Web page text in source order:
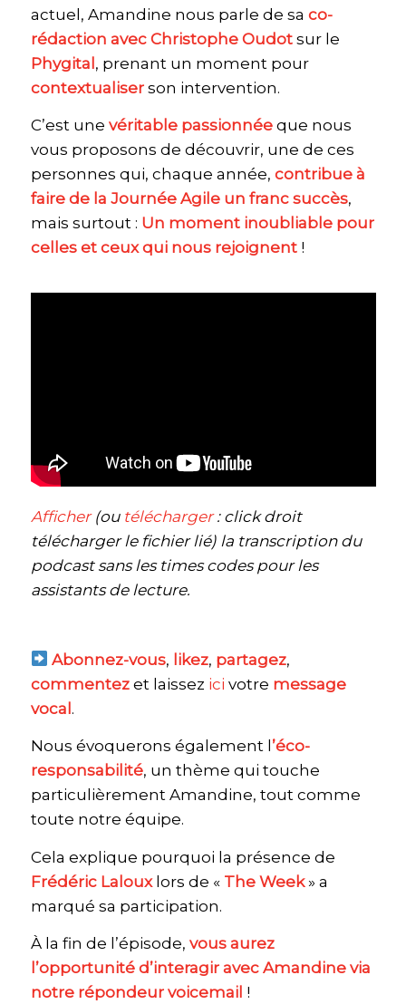
actuel, Amandine nous parle de sa co-
rédaction avec Christophe Oudotsur le
Phygital, prenant un moment pour
contextualiser son intervention.
C’est une véritable passionnéeque nous
vous proposons de découvrir, une de ces
personnes qui, chaque année, contribue à
faire de la Journée Agile un franc succès,
mais surtout : Un moment inoubliable pour
celles et ceux qui nous rejoignent!
Afficher (ou télécharger: click droit
télécharger le fichier lié) la transcription du
podcast sans les times codes pour les
assistants de lecture.
Abonnez-vous, likez, partagez,
commentezet laissez ici votre message
vocal.
Nous évoquerons également l ’éco-
responsabilité, un thème qui touche
particulièrement Amandine, tout comme
toute notre équipe.
Cela explique pourquoi la présence de
Frédéric Lalouxlors de « The Week» a
marqué sa participation.
À la fin de l’épisode, vous aurez
l’opportunité d’interagir avec Amandine via
notre répondeur voicemail !